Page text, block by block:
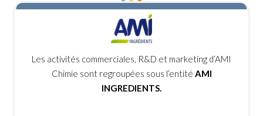
Les activités commerciales, R&D et marketing d’AMI
Chimie sont regroupées sous l’entité AMI
INGREDIENTS.